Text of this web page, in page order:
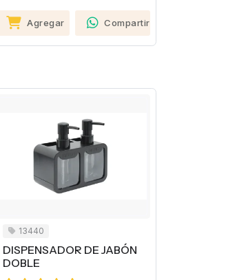
Agregar Compartir
13440
DISPENSADOR DE JABÓN
DOBLE